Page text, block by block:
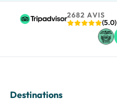
2682 AVIS
(5.0)
Destinations